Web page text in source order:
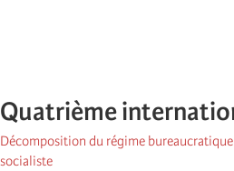
Quatrième
Décomposition du régime
socialiste